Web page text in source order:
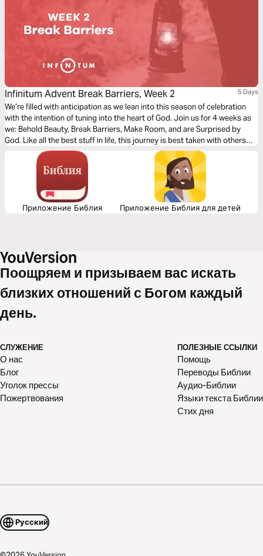
Infinitum Advent Break Barriers, Week 2 5 Days
We’re filled with anticipation as we lean into this season of celebration
with the intention of tuning into the heart of God. Join us for 4 weeks as
we: Behold Beauty, Break Barriers, Make Room, and are Surprised by
God. Like all the best stuff in life, this journey is best taken with others—
so grab a friend or two and your sense of wonder and roll into the
Advent Season.
Приложение Библия Приложение Библия для детей
Поощряем и призываем вас искать
близких отношений с Богом каждый
день.
СЛУЖЕНИЕ
О нас
Блог
Уголок прессы
Пожертвования
ПОЛЕЗНЫЕ ССЫЛКИ
Помощь
Переводы Библии
Аудио-Библии
Языки текста Библии
Стих дня
Русский